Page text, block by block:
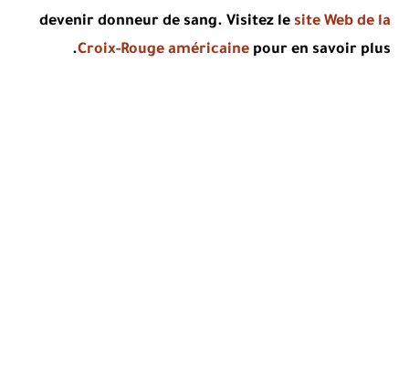
devenir donneur de sang. Visitez le site Web de la
Croix-Rouge américaine pour en savoir plus.